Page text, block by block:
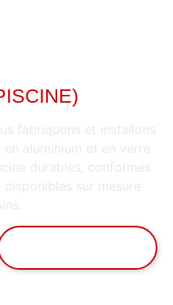
fabriquons et installons
aluminium et en verre
durables, conformes
sur mesure